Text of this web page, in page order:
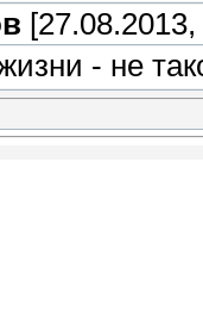
- не